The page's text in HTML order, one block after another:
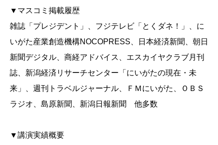
▼マスコミ掲載履歴
雑誌「プレジデント」、フジテレビ「とくダネ！」、に
いがた産業創造機構NOCOPRESS、日本経済新聞、朝日
新聞デジタル、商経アドバイス、エスカイヤクラブ月刊
誌、新潟経済リサーチセンター「にいがたの現在・未
来」、週刊トラベルジャーナル、ＦＭにいがた、ＯＢＳ
ラジオ、島原新聞、新潟日報新聞 他多数
▼講演実績概要